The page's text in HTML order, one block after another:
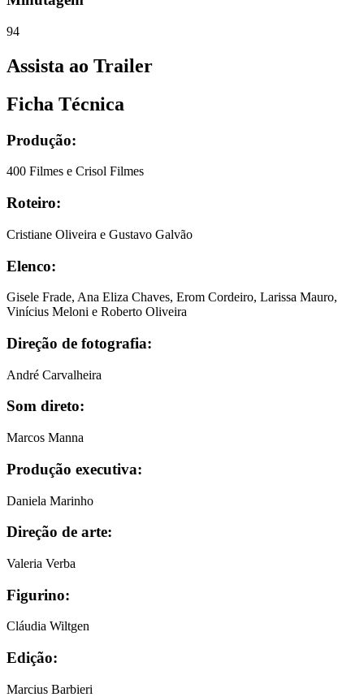
94
Assista ao Trailer
Ficha Técnica
Produção:
400 Filmes e Crisol Filmes
Roteiro:
Cristiane Oliveira e Gustavo Galvão
Elenco:
Gisele Frade, Ana Eliza Chaves, Erom Cordeiro, Larissa Mauro,
Vinícius Meloni e Roberto Oliveira
Direção de fotografia:
André Carvalheira
Som direto:
Marcos Manna
Produção executiva:
Daniela Marinho
Direção de arte:
Valeria Verba
Figurino:
Cláudia Wiltgen
Edição:
Marcius Barbieri